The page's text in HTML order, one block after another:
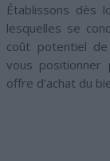
Établissons dès
lesquelles se
coût potentiel
vous positionner
offre d’achat du